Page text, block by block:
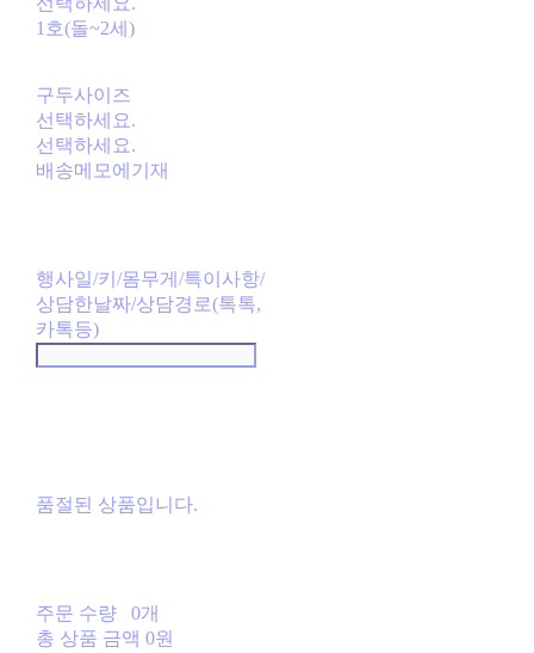
1호(돌~2세)
구두사이즈
선택하세요.
선택하세요.
배송메모에기재
행사일/키/몸무게/특이사항/
상담한날짜/상담경로(톡톡,
카톡등)
품절된 상품입니다.
주문 수량
0개
총 상품 금액 0원